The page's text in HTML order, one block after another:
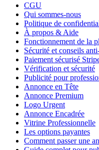
CGU
Qui sommes-nous
Politique de
À propos & Aide
Fonctionnement de la
Sécurité et conseils
Paiement sécurisé
Vérification et sécurité
Publicité pour
Annonce en Tête
Annonce Premium
Logo Urgent
Annonce Encadrée
Vitrine Professionnelle
Les options payantes
Comment passer une